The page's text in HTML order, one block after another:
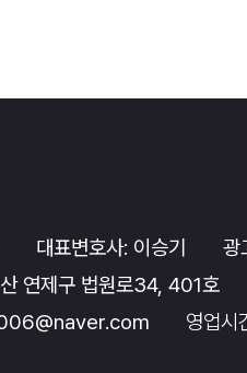
대표변호사: 이승기 광
연제구 법원로34, 401호
영업시